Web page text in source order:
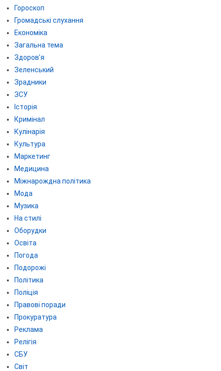
Гороскоп
Громадські слухання
Економіка
Загальна тема
Здоров'я
Зеленський
Зрадники
ЗСУ
Історія
Кримінал
Кулінарія
Культура
Маркетинг
Медицина
Міжнарождна політика
Мода
Музика
На стилі
Оборудки
Освіта
Погода
Подорожі
Політика
Поліція
Правові поради
Прокуратура
Реклама
Релігія
СБУ
Світ